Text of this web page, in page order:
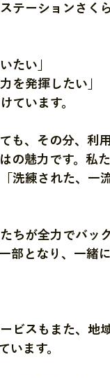
テーションさく
たい」
を発揮したい」
ています。
も、その分、利
の魅力です。私
洗練された、一
ちが全力でバッ
部となり、一緒
ビスもまた、地
います。